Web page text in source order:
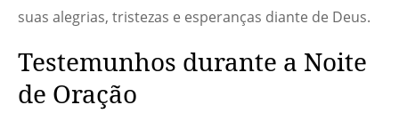
suas alegrias, tristezas e esperanças diante de Deus.
Testemunhos durante a Noite
de Oração